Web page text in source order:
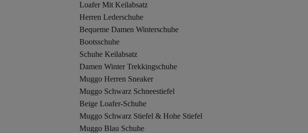
Loafer Mit Keilabsatz
Herren Lederschuhe
Bequeme Damen Winterschuhe
Bootsschuhe
Schuhe Keilabsatz
Damen Winter Trekkingschuhe
Muggo Herren Sneaker
Muggo Schwarz Schneestiefel
Beige Loafer-Schuhe
Muggo Schwarz Stiefel & Hohe Stiefel
Muggo Blau Schuhe